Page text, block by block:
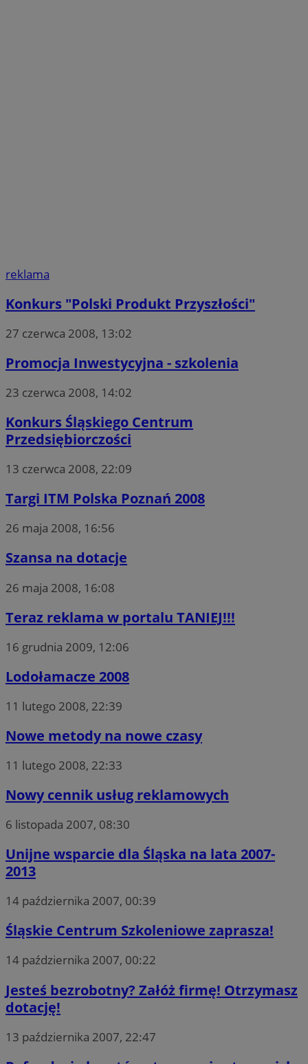
reklama
Konkurs "Polski Produkt Przyszłości"
27 czerwca 2008, 13:02
Promocja Inwestycyjna - szkolenia
23 czerwca 2008, 14:02
Konkurs Śląskiego Centrum
Przedsiębiorczości
13 czerwca 2008, 22:09
Targi ITM Polska Poznań 2008
26 maja 2008, 16:56
Szansa na dotacje
26 maja 2008, 16:08
Teraz reklama w portalu TANIEJ!!!
16 grudnia 2009, 12:06
Lodołamacze 2008
11 lutego 2008, 22:39
Nowe metody na nowe czasy
11 lutego 2008, 22:33
Nowy cennik usług reklamowych
6 listopada 2007, 08:30
Unijne wsparcie dla Śląska na lata 2007-
2013
14 października 2007, 00:39
Śląskie Centrum Szkoleniowe zaprasza!
14 października 2007, 00:22
Jesteś bezrobotny? Załóż firmę! Otrzymasz
dotację!
13 października 2007, 22:47